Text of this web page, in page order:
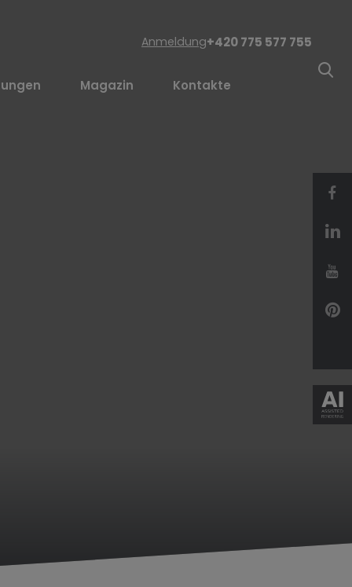
+420 775 577 755
Anmeldung
Magazin Kontakte